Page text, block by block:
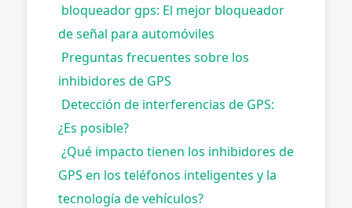
bloqueador gps: El mejor bloqueador
de señal para automóviles
Preguntas frecuentes sobre los
inhibidores de GPS
Detección de interferencias de GPS:
¿Es posible?
¿Qué impacto tienen los inhibidores de
GPS en los teléfonos inteligentes y la
tecnología de vehículos?